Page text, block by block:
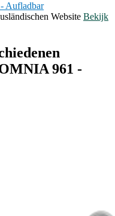
Aufladbar
Website Bekijk
961 -